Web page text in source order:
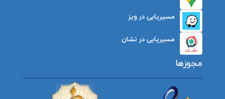
مسیریابی در ویز
مسیریابی در نشان
مجوزها